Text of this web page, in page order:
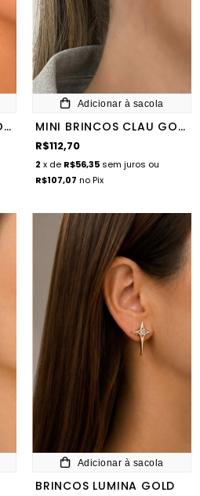
MINI BRINCOS LAVIE GOLD
Adicionar à sacola
MINI BRINCOS CLAU GOLD
R$112,70
2 x de R$56,35 sem juros ou
R$107,07 no Pix
Adicionar à sacola
BRINCOS LUMINA GOLD